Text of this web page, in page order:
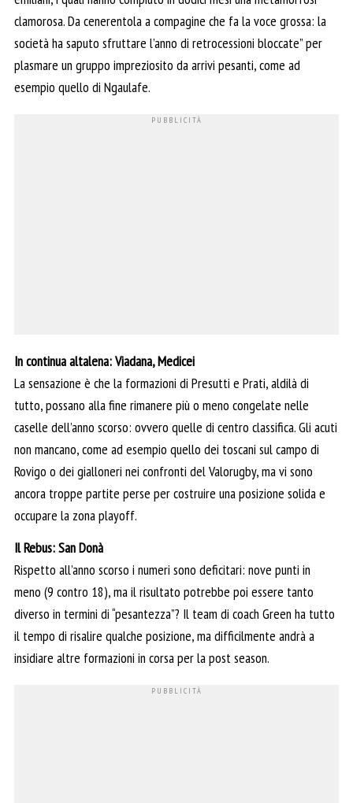
clamorosa. Da cenerentola a compagine che fa la voce grossa: la
società ha saputo sfruttare l’anno di retrocessioni bloccate” per
plasmare un gruppo impreziosito da arrivi pesanti, come ad
esempio quello di Ngaulafe.
In continua altalena: Viadana, Medicei
La sensazione è che la formazioni di Presutti e Prati, aldilà di
tutto, possano alla fine rimanere più o meno congelate nelle
caselle dell’anno scorso: ovvero quelle di centro classifica. Gli acuti
non mancano, come ad esempio quello dei toscani sul campo di
Rovigo o dei gialloneri nei confronti del Valorugby, ma vi sono
ancora troppe partite perse per costruire una posizione solida e
occupare la zona playoff.
Il Rebus: San Donà
Rispetto all’anno scorso i numeri sono deficitari: nove punti in
meno (9 contro 18), ma il risultato potrebbe poi essere tanto
diverso in termini di “pesantezza”? Il team di coach Green ha tutto
il tempo di risalire qualche posizione, ma difficilmente andrà a
insidiare altre formazioni in corsa per la post season.